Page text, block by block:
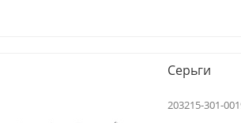
Серьги
203215-301-